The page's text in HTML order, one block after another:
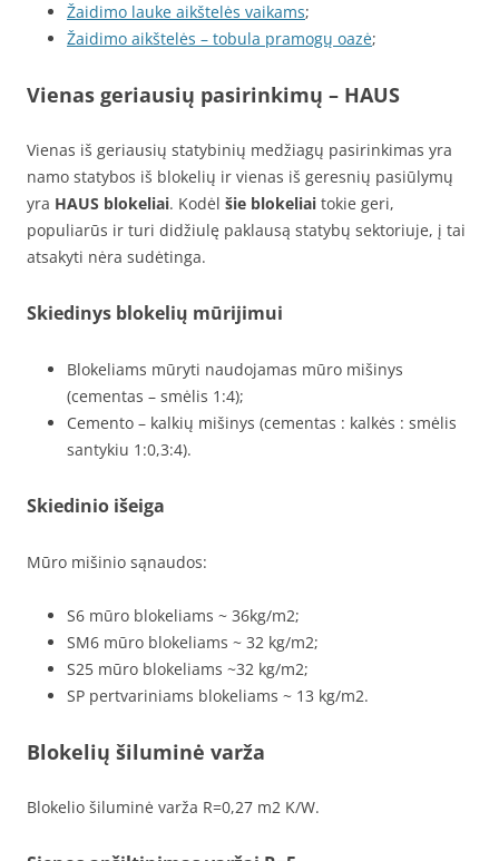
Žaidimo lauke aikštelės vaikams;
Žaidimo aikštelės – tobula pramogų oazė;
Vienas geriausių pasirinkimų – HAUS
Vienas iš geriausių statybinių medžiagų pasirinkimas yra
namo statybos iš blokelių ir vienas iš geresnių pasiūlymų
yra HAUS blokeliai. Kodėl šie blokeliai tokie geri,
populiarūs ir turi didžiulę paklausą statybų sektoriuje, į tai
atsakyti nėra sudėtinga.
Skiedinys blokelių mūrijimui
Blokeliams mūryti naudojamas mūro mišinys
(cementas – smėlis 1:4);
Cemento – kalkių mišinys (cementas : kalkės : smėlis
santykiu 1:0,3:4).
Skiedinio išeiga
Mūro mišinio sąnaudos:
S6 mūro blokeliams ~ 36kg/m2;
SM6 mūro blokeliams ~ 32 kg/m2;
S25 mūro blokeliams ~32 kg/m2;
SP pertvariniams blokeliams ~ 13 kg/m2.
Blokelių šiluminė varža
Blokelio šiluminė varža R=0,27 m2 K/W.